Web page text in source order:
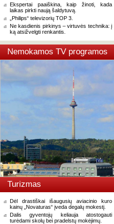
Ekspertai paaiškina, kaip žinoti, kada
laikas pirkti naują šaldytuvą.
„Philips“ televizorių TOP 3.
Ne kasdienis pirkinys – virtuvės technika: į
ką atsižvelgti renkantis.
Nemokamos TV programos
Turizmas
Dėl drastiškai išaugusių aviacinio kuro
kainų „Novaturas“ įveda degalų mokestį.
Dalis gyventojų keliauja atostogauti
turėdami skolų bei pradelstų mokėjimų.